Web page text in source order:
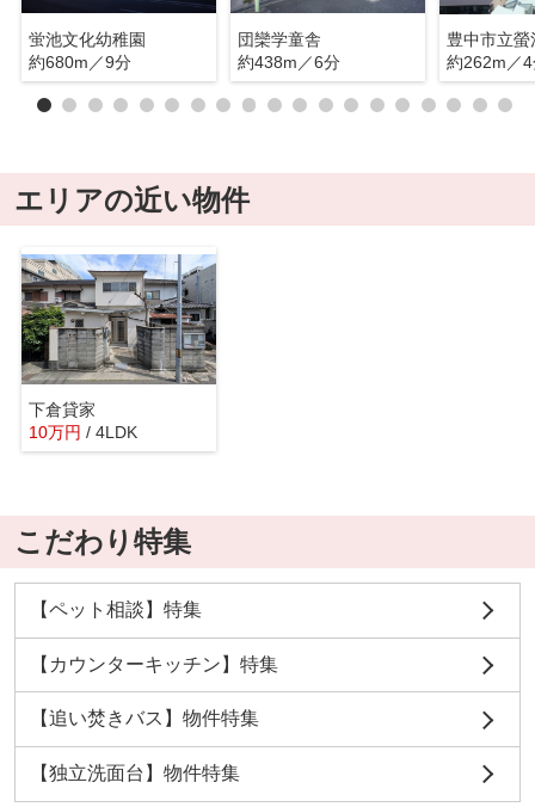
蛍池文化幼稚園
約680m／9分
団欒学童舎
約438m／6分
豊中市立螢
約262m／
エリアの近い物件
下倉貸家
10万円 / 4LDK
こだわり特集
【ペット相談】特集
【カウンターキッチン】特集
【追い焚きバス】物件特集
【独立洗面台】物件特集